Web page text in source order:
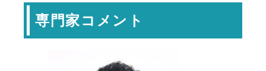
専門家コメント